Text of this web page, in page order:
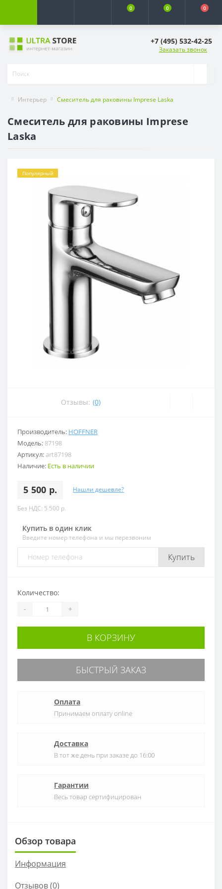
0 0 0
+7 (495) 532-42-25
Заказать звонок
Интерьер Смеситель для раковины Imprese Laska
Смеситель для раковины Imprese
Laska
Популярный
Отзывы: (0)
Производитель: HOFFNER
Модель: 87198
Артикул: art87198
Наличие: Есть в наличии
5 500 р. Нашли дешевле?
Без НДС: 5 500 р.
Купить в один клик
Введите номер телефона и мы перезвоним
Купить
Количество:
- +
В КОРЗИНУ
БЫСТРЫЙ ЗАКАЗ
Оплата
Принимаем оплату online
Доставка
В тот же день при заказе до 16:00
Гарантии
Весь товар сертифицирован
Обзор товара
Информация
Отзывов (0)